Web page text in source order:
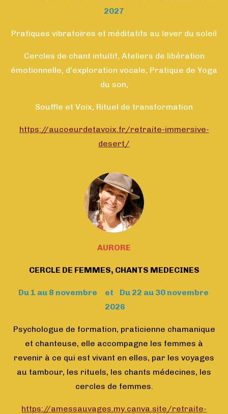
2027
Pratiques vibratoires et méditatifs au lever du soleil
Cercles de chant intuitif, Ateliers de libération
émotionnelle, d’exploration vocale, Pratique de Yoga
du son,
Souffle et Voix, Rituel de transformation
https://aucoeurdetavoix.fr/retraite-immersive-
desert/
AURORE
CERCLE DE FEMMES, CHANTS MEDECINES
Du 1 au 8 novembre et Du 22 au 30 novembre
2026
Psychologue de formation, praticienne chamanique
et chanteuse, elle accompagne les femmes à
revenir à ce qui est vivant en elles, par les voyages
au tambour, les rituels, les chants médecines, les
cercles de femmes.
https://amessauvages.my.canva.site/retraite-